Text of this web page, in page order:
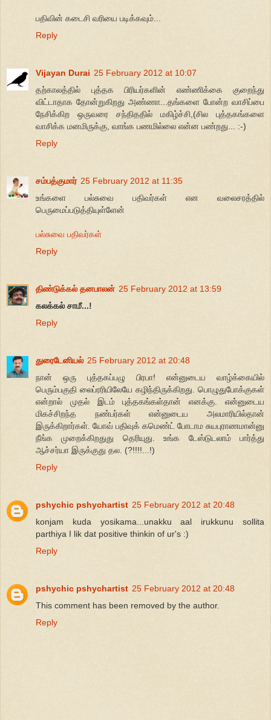
பதிவின் கடைசி வரியை படிக்கவும்...
Reply
Vijayan Durai 25 February 2012 at 10:07
தற்காலத்தில் புத்தக பிரியர்களின் எண்ணிக்கை குறைந்து
விட்டாதாக தோன்றுகிறது அண்ணா...தங்களை போன்ற வாசிப்பை
நேசிக்கிற ஒருவரை சந்திததில் மகிழ்ச்சி,(சில புத்தகங்களை
வாசிக்க மனமிருக்கு, வாங்க பணமில்லை என்ன பண்றது... :-)
Reply
சம்பத்குமார் 25 February 2012 at 11:35
உங்களை பல்சுவை பதிவர்கள் என வலைசரத்தில்
பெருமைப்படுத்தியுள்ளேன்
பல்சுவை பதிவர்கள்
Reply
திண்டுக்கல் தனபாலன் 25 February 2012 at 13:59
கலக்கல் சாமீ...!
Reply
துரைடேனியல் 25 February 2012 at 20:48
நான் ஒரு புத்தகப்பழு பிரபா! என்னுடைய வாழ்க்கையில்
பெரும்பகுதி லைப்ரரியிலேயே கழிந்திருக்கிறது. பொழுதுபோக்குகள்
என்றால் முதல் இடம் புத்தகங்கள்தான் எனக்கு. என்னுடைய
மிகச்சிறந்த நண்பர்கள் என்னுடைய அலமாரியில்தான்
இருக்கிறார்கள். யோவ் பதிவுக் கமெண்ட் போடாம சுயபுராணமான்னு
நீங்க முறைக்கிறதுது தெரியுது. உங்க டேஸ்டுடலாம் பார்த்து
ஆச்சர்யா இருக்குது தல. (?!!!!...!)
Reply
pshychic pshychartist 25 February 2012 at 20:48
konjam kuda yosikama...unakku aal irukkunu sollita
parthiya I lik dat positive thinkin of ur's :)
Reply
pshychic pshychartist 25 February 2012 at 20:48
This comment has been removed by the author.
Reply